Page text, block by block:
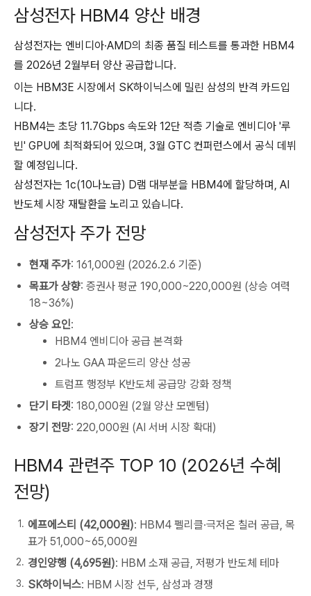
삼성전자 HBM4 양산 배경
삼성전자는 엔비디아·AMD의 최종 품질 테스트를 통과한 HBM4
를 2026년 2월부터 양산 공급합니다.
이는 HBM3E 시장에서 SK하이닉스에 밀린 삼성의 반격 카드입
니다.
HBM4는 초당 11.7Gbps 속도와 12단 적층 기술로 엔비디아 '루
빈' GPU에 최적화되어 있으며, 3월 GTC 컨퍼런스에서 공식 데뷔
할 예정입니다.
삼성전자는 1c(10나노급) D램 대부분을 HBM4에 할당하며, AI
반도체 시장 재탈환을 노리고 있습니다.
삼성전자 주가 전망
현재 주가: 161,000원 (2026.2.6 기준)
목표가 상향: 증권사 평균 190,000~220,000원 (상승 여력
18~36%)
상승 요인:
HBM4 엔비디아 공급 본격화
2나노 GAA 파운드리 양산 성공
트럼프 행정부 K반도체 공급망 강화 정책
단기 타겟: 180,000원 (2월 양산 모멘텀)
장기 전망: 220,000원 (AI 서버 시장 확대)
HBM4 관련주 TOP 10 (2026년 수혜
전망)
에프에스티 (42,000원): HBM4 펠리클·극저온 칠러 공급, 목
표가 51,000~65,000원
경인양행 (4,695원): HBM 소재 공급, 저평가 반도체 테마
SK하이닉스: HBM 시장 선두, 삼성과 경쟁